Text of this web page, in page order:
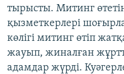
тырысты. Митинг
қызметкерлері
көлігі митинг өтіп
жауып, жиналған
адамдар жүрді.